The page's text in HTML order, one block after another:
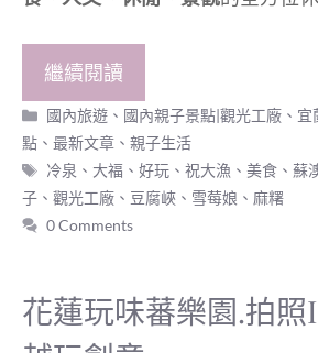
繼續閱讀
分
類
國內旅遊 、 國內親子景點|觀光工廠 、 宜
點 、 最新文章 、 親子生活
標
籤
冷泉 、 大福 、好玩 、祝大漁 、美食 、蘇
子 、 觀光工廠 、 豆腐峽 、 雪莓娘 、 麻糬
0 Comments
花蓮玩味蕃樂園.拍照